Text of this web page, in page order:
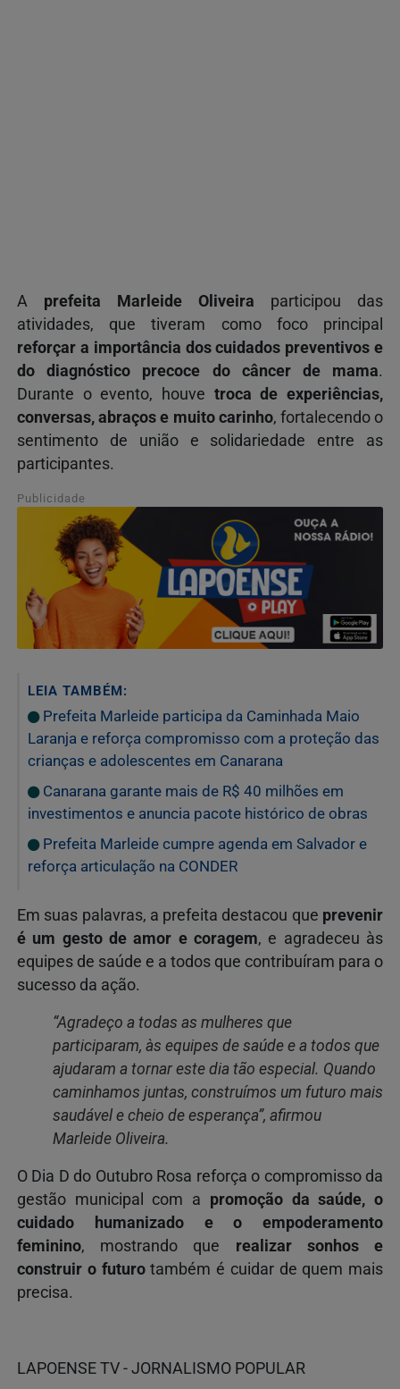
A prefeita Marleide Oliveira participou das
atividades, que tiveram como foco principal
reforçar a importância dos cuidados preventivos e
do diagnóstico precoce do câncer de mama.
Durante o evento, houve troca de experiências,
conversas, abraços e muito carinho, fortalecendo o
sentimento de união e solidariedade entre as
participantes.
Publicidade
LEIA TAMBÉM:
Prefeita Marleide participa da Caminhada Maio
Laranja e reforça compromisso com a proteção das
crianças e adolescentes em Canarana
Canarana garante mais de R$ 40 milhões em
investimentos e anuncia pacote histórico de obras
Prefeita Marleide cumpre agenda em Salvador e
reforça articulação na CONDER
Em suas palavras, a prefeita destacou que prevenir
é um gesto de amor e coragem, e agradeceu às
equipes de saúde e a todos que contribuíram para o
sucesso da ação.
“Agradeço a todas as mulheres que
participaram, às equipes de saúde e a todos que
ajudaram a tornar este dia tão especial. Quando
caminhamos juntas, construímos um futuro mais
saudável e cheio de esperança”, afirmou
Marleide Oliveira.
O Dia D do Outubro Rosa reforça o compromisso da
gestão municipal com a promoção da saúde, o
cuidado humanizado e o empoderamento
feminino, mostrando que realizar sonhos e
construir o futurotambém é cuidar de quem mais
precisa.
LAPOENSE TV - JORNALISMO POPULAR